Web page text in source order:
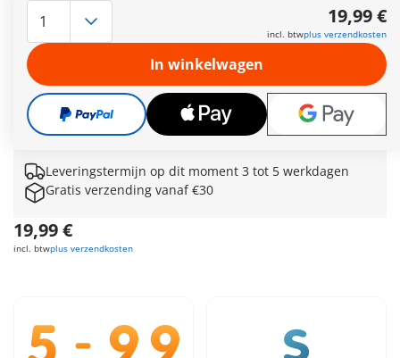
editie is een echte blikvanger voor je collectie! Met zijn
iconische design en sportieve accessoires nodigt deze
cultcamper meteen uit om te spelen. Het landspecifieke
ontwerp maakt hem uniek voor iedereen die houdt van sport,
teamspirit en retro vibes. Bovendien kun je met het stickervel
met verschillende designs je camper helemaal naar wens
personaliseren. Een must-have voor alle fans die hun camper
en hun liefde voor sport met extra actie willen vieren!
Meer informatie
Leveringstermijn op dit moment 3 tot 5 werkdagen
Gratis verzending vanaf €30
19,99 €
incl. btwplus verzendkosten
19,99 €
incl. btwplus verzendkosten
In winkelwagen